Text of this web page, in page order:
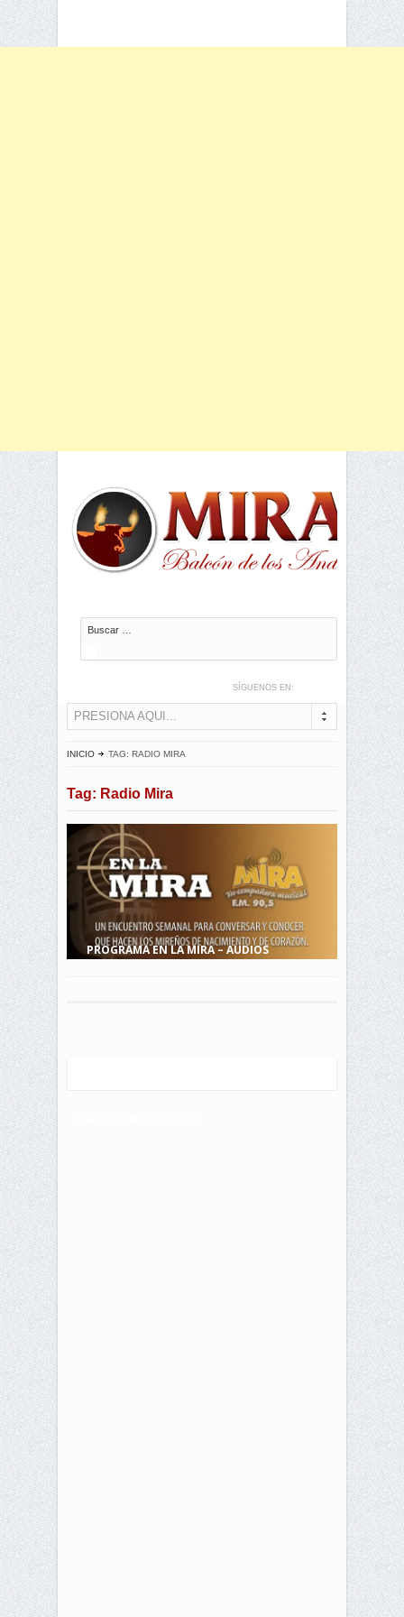
Buscar
SÍGUENOS EN:
PRESIONA AQUI...
INICIO TAG: RADIO MIRA
Tag: Radio Mira
PROGRAMA EN LA MIRA – AUDIOS